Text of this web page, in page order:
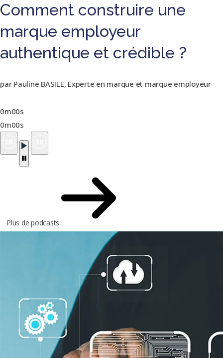
Comment construire une
marque employeur
authentique et crédible ?
par Pauline BASILE, Experte en marque et marque employeur
0m00s
0m00s
Plus de podcasts